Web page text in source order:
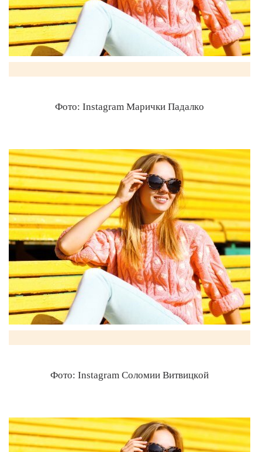
Фото: Instagram Марички Падалко
Фото: Instagram Соломии Витвицкой